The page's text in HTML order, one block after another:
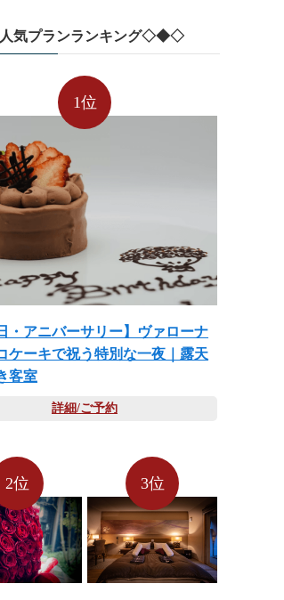
プランランキング◇◆◇
1位
・アニバーサリー】ヴァローナ
ケーキで祝う特別な一夜｜露天
客室
詳細/ご予約
2位 3位